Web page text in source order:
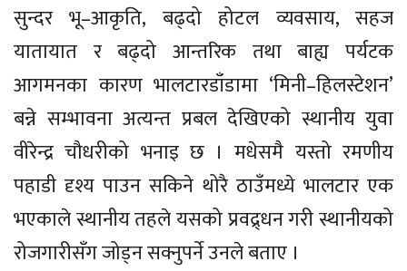
सुन्दर भू–आकृति, बढ्दो होटल व्यवसाय, सहज
यातायात र बढ्दो आन्तरिक तथा बाह्य पर्यटक
आगमनका कारण भालटारडाँडामा ‘मिनी–हिलस्टेशन’
बन्ने सम्भावना अत्यन्त प्रबल देखिएको स्थानीय युवा
वीरेन्द्र चौधरीको भनाइ छ । मधेसमै यस्तो रमणीय
पहाडी दृश्य पाउन सकिने थोरै ठाउँमध्ये भालटार एक
भएकाले स्थानीय तहले यसको प्रवद्र्धन गरी स्थानीयको
रोजगारीसँग जोड्न सक्नुपर्ने उनले बताए ।